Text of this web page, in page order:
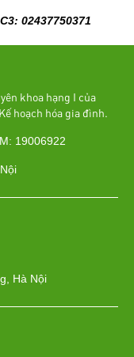
02437750371
khoa hạng I của
hoạch hóa gia đình.
19006922
Hà Nội